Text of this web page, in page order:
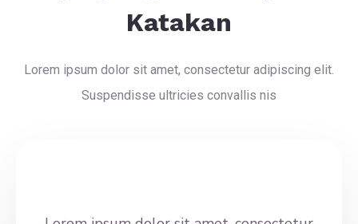
Katakan
Lorem ipsum dolor sit amet, consectetur adipiscing elit.
Suspendisse ultricies convallis nis